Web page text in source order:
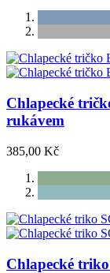
Chlapecké
rukávem
385,00 Kč
Chlapecké